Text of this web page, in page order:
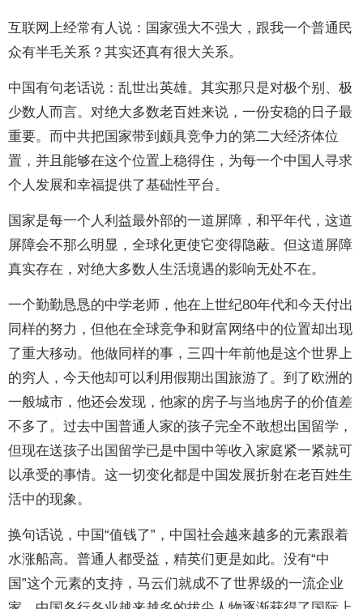
互联网上经常有人说：国家强大不强大，跟我一个普通民
众有半毛关系？其实还真有很大关系。
中国有句老话说：乱世出英雄。其实那只是对极个别、极
少数人而言。对绝大多数老百姓来说，一份安稳的日子最
重要。而中共把国家带到颇具竞争力的第二大经济体位
置，并且能够在这个位置上稳得住，为每一个中国人寻求
个人发展和幸福提供了基础性平台。
国家是每一个人利益最外部的一道屏障，和平年代，这道
屏障会不那么明显，全球化更使它变得隐蔽。但这道屏障
真实存在，对绝大多数人生活境遇的影响无处不在。
一个勤勤恳恳的中学老师，他在上世纪80年代和今天付出
同样的努力，但他在全球竞争和财富网络中的位置却出现
了重大移动。他做同样的事，三四十年前他是这个世界上
的穷人，今天他却可以利用假期出国旅游了。到了欧洲的
一般城市，他还会发现，他家的房子与当地房子的价值差
不多了。过去中国普通人家的孩子完全不敢想出国留学，
但现在送孩子出国留学已是中国中等收入家庭紧一紧就可
以承受的事情。这一切变化都是中国发展折射在老百姓生
活中的现象。
换句话说，中国“值钱了”，中国社会越来越多的元素跟着
水涨船高。普通人都受益，精英们更是如此。没有“中
国”这个元素的支持，马云们就成不了世界级的一流企业